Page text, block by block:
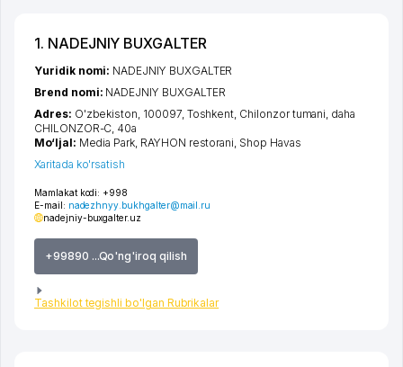
1. NADEJNIY BUXGALTER
Mamlakat kodi: +998
E-mail: nadezhnyy.bukhgalter@mail.ru
nadejniy-buxgalter.uz
+99890 ...Qo'ng'iroq qilish
Tashkilot tegishli bo'lgan Rubrikalar
Yuridik nomi: NADEJNIY BUXGALTER
Brend nomi: NADEJNIY BUXGALTER
Adres: O'zbekiston, 100097, Toshkent, Chilonzor tumani, daha
CHILONZOR-C, 40а
Mo‘ljal: Media Park, RAYHON restorani, Shop Havas
Xaritada ko'rsatish